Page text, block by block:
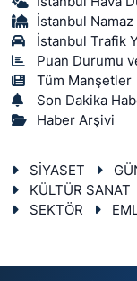
İstanbul
İstanbul Trafik
Puan Durumu
Tüm Manşetler
Son Dakika
Haber Arşivi
SİYASET
KÜLTÜR SANAT
SEKTÖR